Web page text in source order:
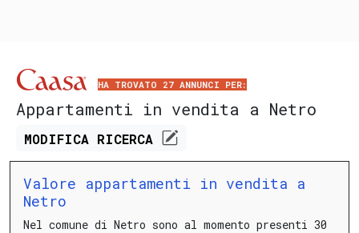
HA TROVATO 27 ANNUNCI PER:
Appartamenti in vendita a Netro
MODIFICA RICERCA
Valore appartamenti in vendita a
Netro
Nel comune di Netro sono al momento presenti 30